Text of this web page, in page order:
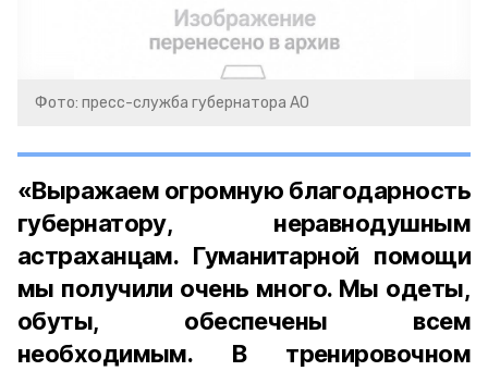
Фото: пресс-служба губернатора АО
«Выражаем огромную благодарность
губернатору, неравнодушным
астраханцам. Гуманитарной помощи
мы получили очень много. Мы одеты,
обуты, обеспечены всем
необходимым. В тренировочном